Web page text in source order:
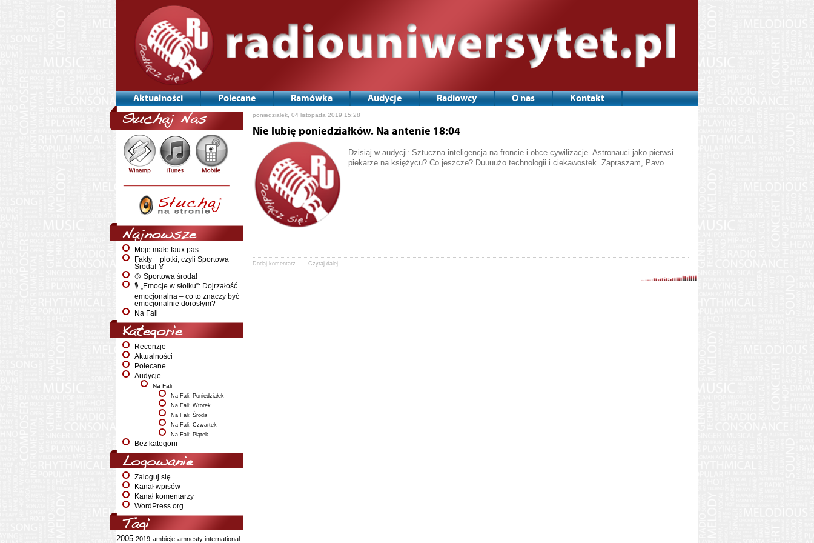
Aktualności Polecane Ramówka Audycje Radiowcy O nas Kontakt
Słuchaj Nas
Najnowsze
Moje małe faux pas
Fakty + plotki, czyli Sportowa
Środa! 🏅
🥎 Sportowa środa!
🎙️ „Emocje w słoiku”: Dojrzałość
emocjonalna – co to znaczy być
emocjonalnie dorosłym?
Na Fali
Kategorie
Recenzje
Aktualności
Polecane
Audycje
Na Fali
Na Fali: Poniedziałek
Na Fali: Wtorek
Na Fali: Środa
Na Fali: Czwartek
Na Fali: Piątek
Bez kategorii
Logowanie
Zaloguj się
Kanał wpisów
Kanał komentarzy
WordPress.org
Tagi
2005 2019 ambicje amnesty international
poniedziałek, 04 listopada 2019 15:28
Nie lubię poniedziałków. Na antenie 18:04
Dzisiaj w audycji: Sztuczna inteligencja na froncie i obce cywilizacje. Astronauci jako pierwsi
piekarze na księżycu? Co jeszcze? Duuuużo technologii i ciekawostek. Zapraszam, Pavo
Dodaj komentarz Czytaj dalej...